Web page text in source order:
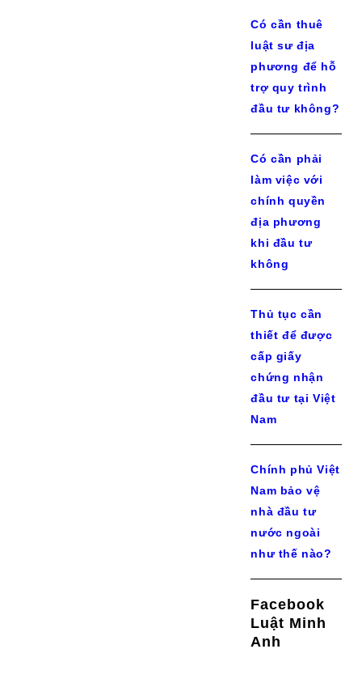
Có cần thuê
luật sư địa
phương để hỗ
trợ quy trình
đầu tư không?
Có cần phải
làm việc với
chính quyền
địa phương
khi đầu tư
không
Thủ tục cần
thiết để được
cấp giấy
chứng nhận
đầu tư tại Việt
Nam
Chính phủ Việt
Nam bảo vệ
nhà đầu tư
nước ngoài
như thế nào?
Facebook
Luật Minh
Anh